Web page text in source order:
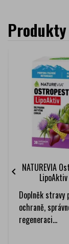
NATUREVIA
Doplněk stravy
ochraně,
regeneraci...
